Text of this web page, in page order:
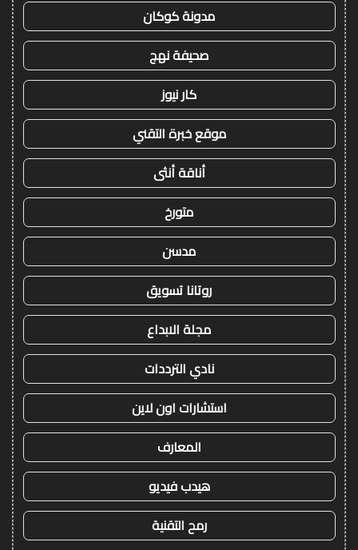
مدونة كوكان
صحيفة نهج
كار نيوز
موقع خبرة التقني
أناقة أنثى
متورخ
مدسن
روتانا تسويق
مجلة الابداع
نادي الترددات
استشارات اون لاين
المعارف
هيدب فيديو
رمح التقنية